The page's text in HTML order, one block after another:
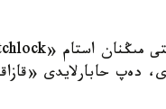
دەپ حابارلايدى